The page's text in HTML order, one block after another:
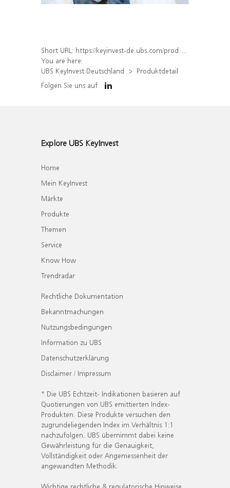
Short URL: https://keyinvest-de.ubs.com/produkt/detail/index/isin/DE000WA7AWS2
You are here:
UBS KeyInvest Deutschland
Produktdetail
Folgen Sie uns auf
Explore UBS KeyInvest
Home
Mein KeyInvest
Märkte
Produkte
Themen
Service
Know How
Trendradar
Rechtliche Dokumentation
Bekanntmachungen
Nutzungsbedingungen
Information zu UBS
Datenschutzerklärung
Disclaimer / Impressum
* Die UBS Echtzeit- Indikationen basieren auf
Quotierungen von UBS emittierten Index-
Produkten. Diese Produkte versuchen den
zugrundeliegenden Index im Verhältnis 1:1
nachzufolgen. UBS übernimmt dabei keine
Gewährleistung für die Genauigkeit,
Vollständigkeit oder Angemessenheit der
angewandten Methodik.